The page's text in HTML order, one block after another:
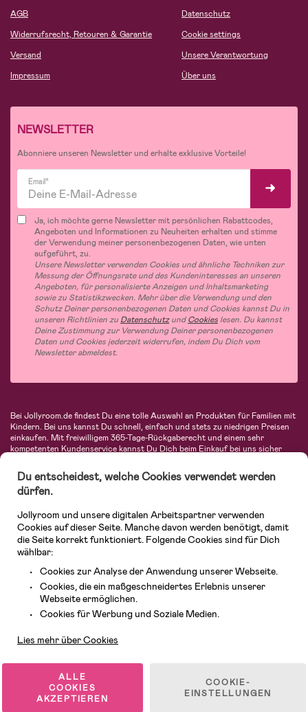
AGB
Widerrufsrecht, Retouren & Garantie
Versand
Impressum
Datenschutz
Cookie settings
Unsere Verantwortung
Über uns
NEWSLETTER
Abonniere unseren Newsletter und erhalte exklusive Vorteile!
Email*
Ja, ich möchte gerne Newsletter mit persönlichen Rabattcodes,
Angeboten und Informationen zu Neuheiten erhalten und stimme
der Verwendung meiner personenbezogenen Daten, wie unten
aufgeführt, zu.
Unsere Newsletter verwenden Cookies und ähnliche Techniken zur
Messung der Öffnungsrate und des Kundeninteresses an unseren
Angeboten, für personalisierte Anzeigen und Inhaltsmarketing
sowie zu Statistikzwecken. Mehr über die Verwendung und den
Schutz Deiner personenbezogenen Daten und Cookies kannst Du in
unseren Richtlinien zu DatenschutzundCookies lesen. Du kannst
Deine Zustimmung zur Verwendung Deiner personenbezogenen
Daten und Cookies jederzeit widerrufen, indem Du Dich vom
Newsletter abmeldest.
Bei Jollyroom.de findest Du eine tolle Auswahl an Produkten für Familien mit
Kindern. Bei uns kannst Du schnell, einfach und stets zu niedrigen Preisen
einkaufen. Mit freiwilligem 365-Tage-Rückgaberecht und einem sehr
kompetenten Kundenservice kannst Du Dich beim Einkauf bei uns sicher
Autositze, Kinder- und Babymode, Produkte für Mütter und eine Menge
fantastischer Einrichtungsgegenstände, Spielsachen, Babyprodukte und
vieles mehr. Wir haben Produkte von bekannten Herstellern wie Britax, Maxi-
Avent, Jack Wolfskin, Cybex, LEGO und vielen mehr. Schau Dich um in
unserer vielfältigen Online-Boutique für Kinder & Babys. Willkommen!
© 2026 Jollyroom GmbH. Alle Rechte vorbehalten.
Du entscheidest, welche Cookies verwendet werden
dürfen.
Jollyroom und unsere digitalen Arbeitspartner verwenden
Cookies auf dieser Seite. Manche davon werden benötigt, damit
die Seite korrekt funktioniert. Folgende Cookies sind für Dich
wählbar:
Cookies zur Analyse der Anwendung unserer Webseite.
Cookies, die ein maßgeschneidertes Erlebnis unserer
Webseite ermöglichen.
Cookies für Werbung und Soziale Medien.
Lies mehr über Cookies
ALLE
COOKIES
AKZEPTIEREN
COOKIE-
EINSTELLUNGEN